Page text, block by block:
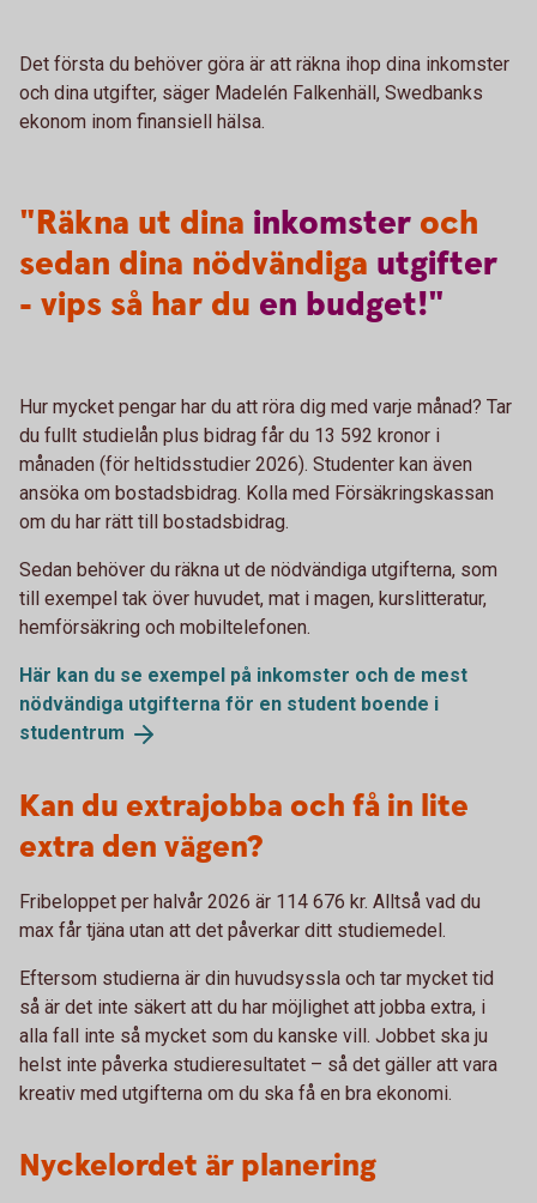
Det första du behöver göra är att räkna ihop dina inkomster
och dina utgifter, säger Madelén Falkenhäll, Swedbanks
ekonom inom finansiell hälsa.
"Räkna ut dina inkomster och
sedan dina nödvändiga utgifter
- vips så har du en budget!"
Hur mycket pengar har du att röra dig med varje månad? Tar
du fullt studielån plus bidrag får du 13 592 kronor i
månaden (för heltidsstudier 2026). Studenter kan även
ansöka om bostadsbidrag. Kolla med Försäkringskassan
om du har rätt till bostadsbidrag.
Sedan behöver du räkna ut de nödvändiga utgifterna, som
till exempel tak över huvudet, mat i magen, kurslitteratur,
hemförsäkring och mobiltelefonen.
Här kan du se exempel på inkomster och de mest
nödvändiga utgifterna för en student boende i
studentrum
Kan du extrajobba och få in lite
extra den vägen?
Fribeloppet per halvår 2026 är 114 676 kr. Alltså vad du
max får tjäna utan att det påverkar ditt studiemedel.
Eftersom studierna är din huvudsyssla och tar mycket tid
så är det inte säkert att du har möjlighet att jobba extra, i
alla fall inte så mycket som du kanske vill. Jobbet ska ju
helst inte påverka studieresultatet – så det gäller att vara
kreativ med utgifterna om du ska få en bra ekonomi.
Nyckelordet är planering